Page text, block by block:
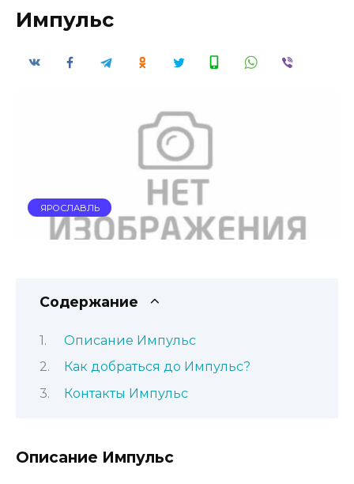
Импульс
ЯРОСЛАВЛЬ
Содержание
Описание Импульс
Как добраться до Импульс?
Контакты Импульс
Описание Импульс